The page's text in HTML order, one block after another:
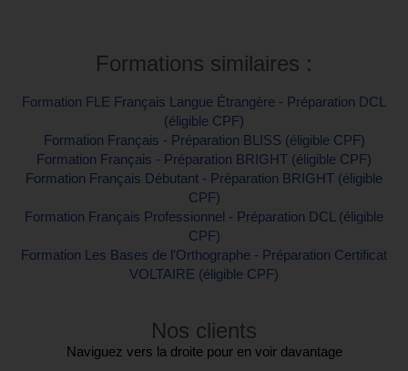
Formations similaires :
Formation FLE Français Langue Étrangère - Préparation DCL
(éligible CPF)
Formation Français - Préparation BLISS (éligible CPF)
Formation Français - Préparation BRIGHT (éligible CPF)
Formation Français Débutant - Préparation BRIGHT (éligible
CPF)
Formation Français Professionnel - Préparation DCL (éligible
CPF)
Formation Les Bases de l'Orthographe - Préparation Certificat
VOLTAIRE (éligible CPF)
Nos clients
Naviguez vers la droite pour en voir davantage